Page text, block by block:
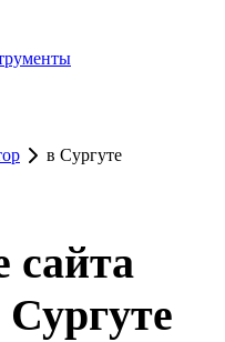
в Сургуте
сайта